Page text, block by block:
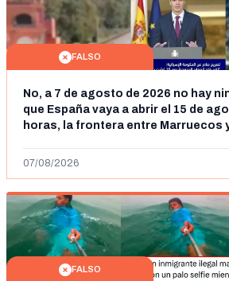
FALSO
No, a 7 de agosto de 2026 no hay
que España vaya a abrir el 15 de
horas, la frontera entre Marruecos
07/08/2026
FALSO